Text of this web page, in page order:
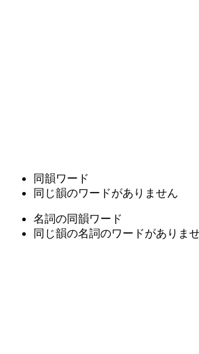
同韻ワード
同じ韻のワードがありません
名詞の同韻ワード
同じ韻の名詞のワードがありま